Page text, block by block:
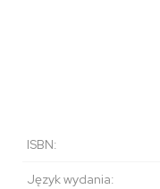
ISBN:
Język wydania: